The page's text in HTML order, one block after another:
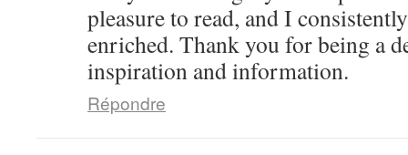
pleasure to read, and I
enriched. Thank you for being a
inspiration and information.
Répondre